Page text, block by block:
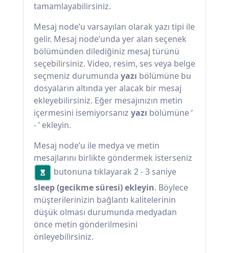
tamamlayabilirsiniz.
Mesaj node’u varsayılan olarak yazı tipi ile
gelir. Mesaj node’unda yer alan seçenek
bölümünden dilediğiniz mesaj türünü
seçebilirsiniz. Video, resim, ses veya belge
seçmeniz durumunda yazı bölümüne bu
dosyaların altında yer alacak bir mesaj
ekleyebilirsiniz. Eğer mesajınızın metin
içermesini isemiyorsanız yazı bölümüne ‘
- ’ ekleyin.
Mesaj node’u ile medya ve metin
mesajlarını birlikte göndermek isterseniz
butonuna tıklayarak 2 - 3 saniye
sleep (gecikme süresi) ekleyin. Böylece
müşterilerinizin bağlantı kalitelerinin
düşük olması durumunda medyadan
önce metin gönderilmesini
önleyebilirsiniz.